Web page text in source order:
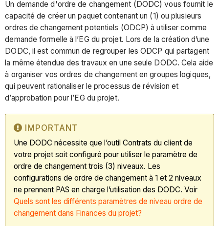
Un demande d'ordre de changement (DODC) vous fournit le
capacité de créer un paquet contenant un (1) ou plusieurs
ordres de changement potentiels (ODCP) à utiliser comme
demande formelle à l’EG du projet. Lors de la création d’une
DODC, il est commun de regrouper les ODCP qui partagent
la même étendue des travaux en une seule DODC. Cela aide
à organiser vos ordres de changement en groupes logiques,
qui peuvent rationaliser le processus de révision et
d’approbation pour l’EG du projet.
IMPORTANT
Une DODC nécessite que l’outil Contrats du client de
votre projet soit configuré pour utiliser le paramètre de
ordre de changement trois (3) niveaux. Les
configurations de ordre de changement à 1 et 2 niveaux
ne prennent PAS en charge l’utilisation des DODC. Voir
Quels sont les différents paramètres de niveau ordre de
changement dans Finances du projet?